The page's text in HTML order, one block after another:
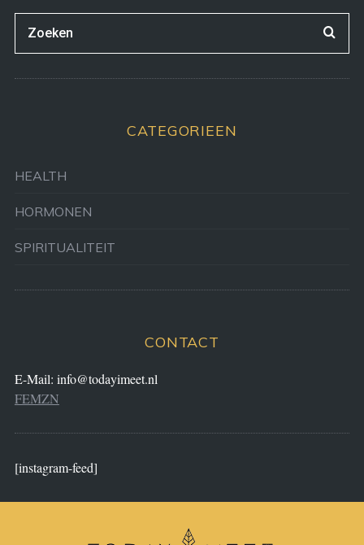
CATEGORIEEN
HEALTH
HORMONEN
SPIRITUALITEIT
CONTACT
E-Mail: info@todayimeet.nl
FEMZN
[instagram-feed]